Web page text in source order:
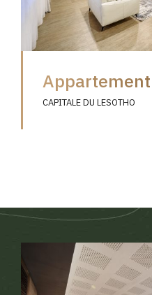
Appartement
CAPITALE DU LESOTHO